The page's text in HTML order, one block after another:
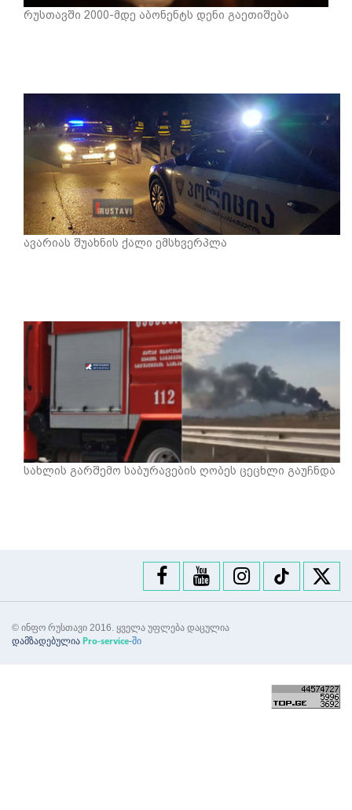
რუსთავში 2000-მდე აბონენტს დენი გაეთიშება
ავარიას შუახნის ქალი ემსხვერპლა
სახლის გარშემო საბურავების ღობეს ცეცხლი გაუჩნდა
© ინფო რუსთავი 2016. ყველა უფლება დაცულია
დამზადებულია Pro-service-ში